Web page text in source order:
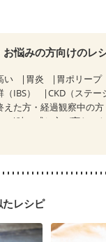
お悩みの方向けのレ
い 胃炎 胃ポリープ
IBS）
CKD（ステー
えた方・経過観察中の方
味の感じ方が変わった
レシピ